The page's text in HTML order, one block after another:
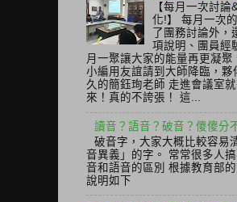
【每月一次討論
化!】 每月一次
了團務討論外，
項說明、團員經
月一聚讓大家的能量再更凝聚
小編用友誼請到大師降臨，夥
久的簡鈺珣老師 走進會議室
來！真的不誇張！ 這...
讀音？語音？破音？傻傻分
破音字，大家大概比較容易
音異義」的字。 常常很多人
音和語音的區別 根據教育部
說明如下